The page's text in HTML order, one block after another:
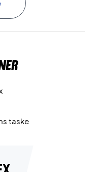
taske